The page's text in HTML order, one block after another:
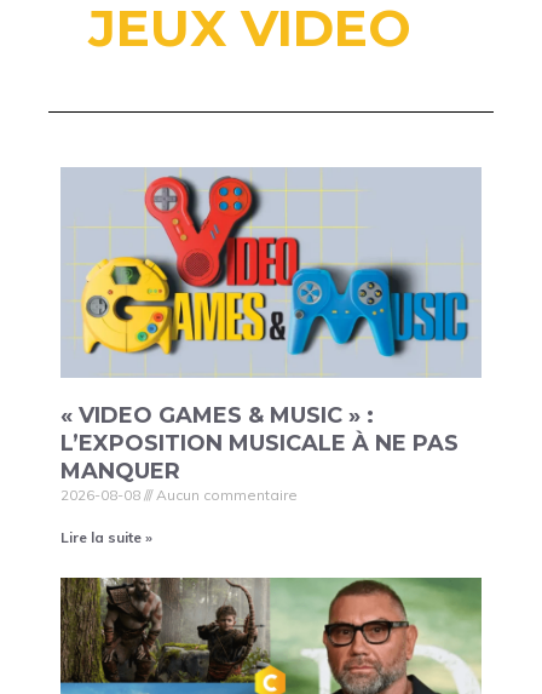
JEUX VIDEO
« VIDEO GAMES & MUSIC » :
L’EXPOSITION MUSICALE À NE PAS
MANQUER
2026-08-08 Aucun commentaire
Lire la suite »